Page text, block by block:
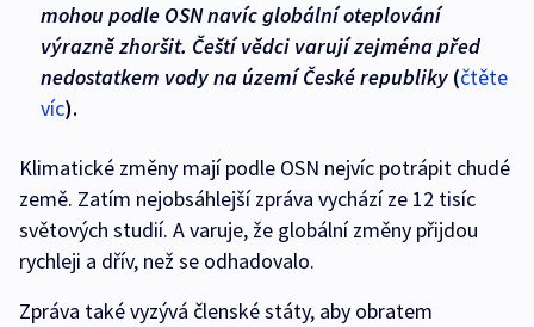
mohou podle OSN navíc globální oteplování
výrazně zhoršit. Čeští vědci varují zejména před
nedostatkem vody na území České republiky (čtěte
víc).
Klimatické změny mají podle OSN nejvíc potrápit chudé
země. Zatím nejobsáhlejší zpráva vychází ze 12 tisíc
světových studií. A varuje, že globální změny přijdou
rychleji a dřív, než se odhadovalo.
Zpráva také vyzývá členské státy, aby obratem